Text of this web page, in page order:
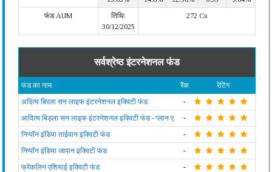
फंड AUM
तिथि:
30/12/2025
272 Cr
सर्वश्रेष्ठ इंटरनेशनल फंड
फंड का नाम रैंक
रेटिंग
अदित्य बिरला सन लाइफ इंटरनेशनल इक्विटी फंड
-
आदित्य बिड़ला सन लाइफ इंटरनेशनल इक्विटी फंड - प्लान ए
-
निप्पॉन इंडिया ताईवान इक्विटी फंड
-
निप्पॉन इंडिया जापान इक्विटी फंड
-
फ्रेंकलिन एशियाई इक्विटी फंड
-